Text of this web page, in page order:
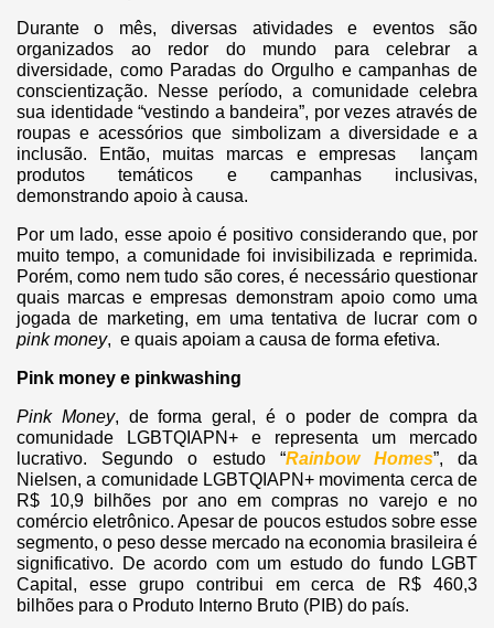
Durante o mês, diversas atividades e eventos são
organizados ao redor do mundo para celebrar a
diversidade, como Paradas do Orgulho e campanhas de
conscientização. Nesse período, a comunidade celebra
sua identidade “vestindo a bandeira”, por vezes através de
roupas e acessórios que simbolizam a diversidade e a
inclusão. Então, muitas marcas e empresas lançam
produtos temáticos e campanhas inclusivas,
demonstrando apoio à causa.
Por um lado, esse apoio é positivo considerando que, por
muito tempo, a comunidade foi invisibilizada e reprimida.
Porém, como nem tudo são cores, é necessário questionar
quais marcas e empresas demonstram apoio como uma
jogada de marketing, em uma tentativa de lucrar com o
pink money, e quais apoiam a causa de forma efetiva.
Pink money e pinkwashing
Pink Money, de forma geral, é o poder de compra da
comunidade LGBTQIAPN+ e representa um mercado
lucrativo. Segundo o estudo “Rainbow Homes”, da
Nielsen, a comunidade LGBTQIAPN+ movimenta cerca de
R$ 10,9 bilhões por ano em compras no varejo e no
comércio eletrônico. Apesar de poucos estudos sobre esse
segmento, o peso desse mercado na economia brasileira é
significativo. De acordo com um estudo do fundo LGBT
Capital, esse grupo contribui em cerca de R$ 460,3
bilhões para o Produto Interno Bruto (PIB) do país.